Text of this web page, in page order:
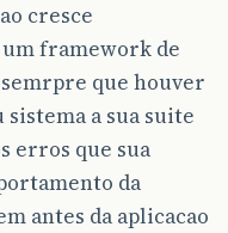
cresce
framework de
que houver
a sua suite
erros que sua
da
antes da aplicacao